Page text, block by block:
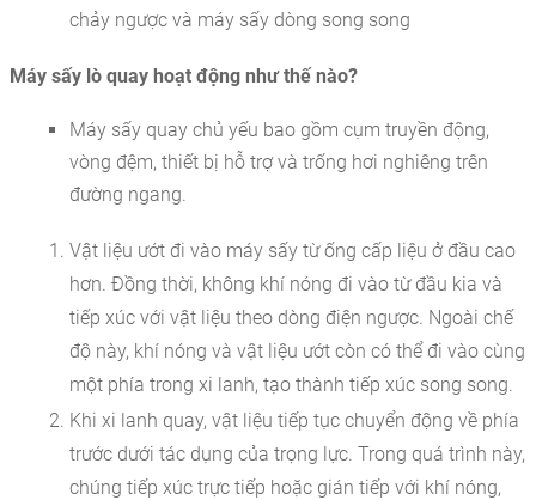
chảy ngược và máy sấy dòng song song
Máy sấy lò quay hoạt động như thế nào?
Máy sấy quay chủ yếu bao gồm cụm truyền động,
vòng đệm, thiết bị hỗ trợ và trống hơi nghiêng trên
đường ngang.
Vật liệu ướt đi vào máy sấy từ ống cấp liệu ở đầu cao
hơn. Đồng thời, không khí nóng đi vào từ đầu kia và
tiếp xúc với vật liệu theo dòng điện ngược. Ngoài chế
độ này, khí nóng và vật liệu ướt còn có thể đi vào cùng
một phía trong xi lanh, tạo thành tiếp xúc song song.
Khi xi lanh quay, vật liệu tiếp tục chuyển động về phía
trước dưới tác dụng của trọng lực. Trong quá trình này,
chúng tiếp xúc trực tiếp hoặc gián tiếp với khí nóng,